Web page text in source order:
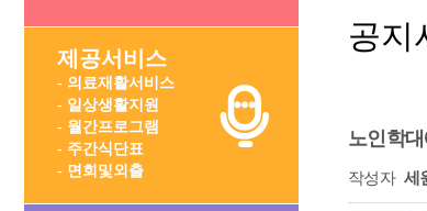
제공서비스
- 의료재활서비스
- 일상생활지원
- 월간프로그램
- 주간식단표
- 면회및외출
공지
노인학
작성자 세